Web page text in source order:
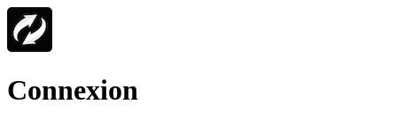
Connexion